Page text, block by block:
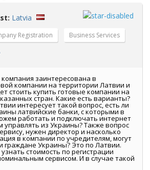
Latvia
Registration Business Services
заинтересована в
компании на территории Латвии и
стоить купить готовые компании на
стран. Какие есть варианты?
интересует такой вопрос, есть ли
латвийские банки, с которыми в
работать и подключать интернет
управлять из Украины? Также вопрос
нужен директор и насколько
в компании по учредителям, могут
граждане Украины? Это по Латвии.
стоимость по регистрации
сервисом. И в случае такой